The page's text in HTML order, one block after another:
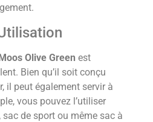
Olive Green est
Bien qu’il soit conçu
il peut également servir à
vous pouvez l’utiliser
de sport ou même sac à